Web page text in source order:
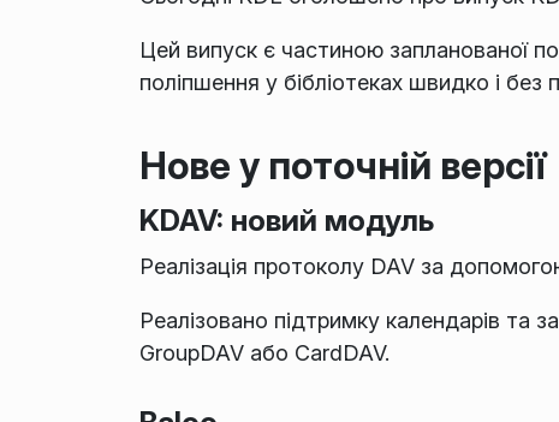
Цей випуск є частиною запланованої
поліпшення у бібліотеках швидко і без
Нове у поточній версії
KDAV: новий модуль
Реалізація протоколу DAV за
Реалізовано підтримку календарів та
GroupDAV або CardDAV.